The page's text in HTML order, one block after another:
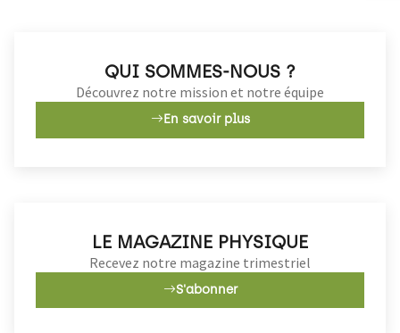
QUI SOMMES-NOUS ?
Découvrez notre mission et notre équipe
En savoir plus
LE MAGAZINE PHYSIQUE
Recevez notre magazine trimestriel
S'abonner